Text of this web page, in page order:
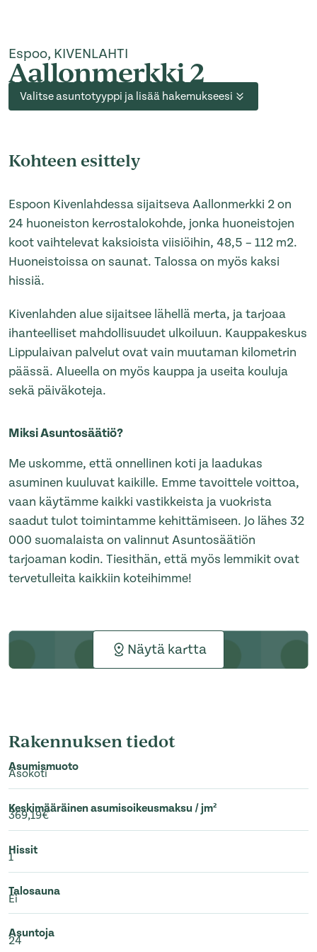
Espoo, KIVENLAHTI
Aallonmerkki 2
Valitse asuntotyyppi ja lisää hakemukseesi
Kohteen esittely
Espoon Kivenlahdessa sijaitseva Aallonmerkki 2 on
24 huoneiston kerrostalokohde, jonka huoneistojen
koot vaihtelevat kaksioista viisiöihin, 48,5 – 112 m2.
Huoneistoissa on saunat. Talossa on myös kaksi
hissiä.
Kivenlahden alue sijaitsee lähellä merta, ja tarjoaa
ihanteelliset mahdollisuudet ulkoiluun. Kauppakeskus
Lippulaivan palvelut ovat vain muutaman kilometrin
päässä. Alueella on myös kauppa ja useita kouluja
sekä päiväkoteja.
Miksi Asuntosäätiö?
Me uskomme, että onnellinen koti ja laadukas
asuminen kuuluvat kaikille. Emme tavoittele voittoa,
vaan käytämme kaikki vastikkeista ja vuokrista
saadut tulot toimintamme kehittämiseen. Jo lähes 32
000 suomalaista on valinnut Asuntosäätiön
tarjoaman kodin. Tiesithän, että myös lemmikit ovat
tervetulleita kaikkiin koteihimme!
Näytä kartta
Rakennuksen tiedot
Asumismuoto
Asokoti
Keskimääräinen asumisoikeusmaksu / jm²
369,19€
Hissit
1
Talosauna
Ei
Asuntoja
24